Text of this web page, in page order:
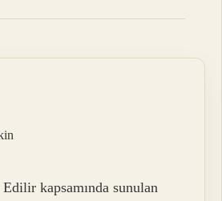
kapsamında sunulan